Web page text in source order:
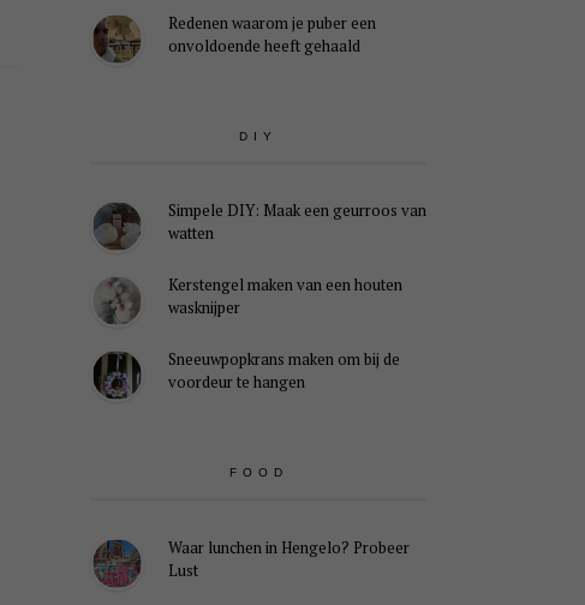
Redenen waarom je puber een
onvoldoende heeft gehaald
DIY
Simpele DIY: Maak een geurroos van
watten
Kerstengel maken van een houten
wasknijper
Sneeuwpopkrans maken om bij de
voordeur te hangen
FOOD
Waar lunchen in Hengelo? Probeer
Lust